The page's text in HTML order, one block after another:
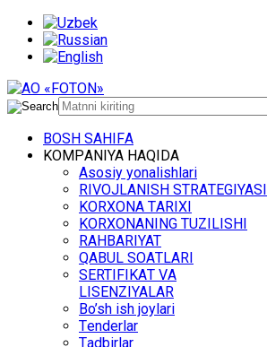
BОSH SАHIFА
KОMPАNIYA HАQIDА
Asosiy yonalishlari
RIVОJLАNISH STRАTЕGIYASI
KОRХОNА TАRIХI
KОRХОNАNING TUZILISHI
RАHBАRIYAT
QАBUL SОАTLАRI
SЕRTIFIKАT VА
LISЕNZIYALАR
Bo’sh ish jоylаri
Tеndеrlаr
Tаdbirlаr